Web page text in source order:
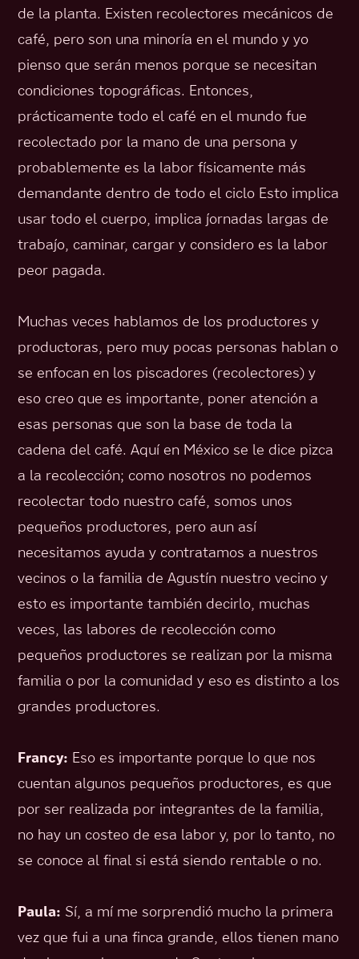
de la planta. Existen recolectores mecánicos de
café, pero son una minoría en el mundo y yo
pienso que serán menos porque se necesitan
condiciones topográficas. Entonces,
prácticamente todo el café en el mundo fue
recolectado por la mano de una persona y
probablemente es la labor físicamente más
demandante dentro de todo el ciclo Esto implica
usar todo el cuerpo, implica jornadas largas de
trabajo, caminar, cargar y considero es la labor
peor pagada.
Muchas veces hablamos de los productores y
productoras, pero muy pocas personas hablan o
se enfocan en los piscadores (recolectores) y
eso creo que es importante, poner atención a
esas personas que son la base de toda la
cadena del café. Aquí en México se le dice pizca
a la recolección; como nosotros no podemos
recolectar todo nuestro café, somos unos
pequeños productores, pero aun así
necesitamos ayuda y contratamos a nuestros
vecinos o la familia de Agustín nuestro vecino y
esto es importante también decirlo, muchas
veces, las labores de recolección como
pequeños productores se realizan por la misma
familia o por la comunidad y eso es distinto a los
grandes productores.
Francy: Eso es importante porque lo que nos
cuentan algunos pequeños productores, es que
por ser realizada por integrantes de la familia,
no hay un costeo de esa labor y, por lo tanto, no
se conoce al final si está siendo rentable o no.
Paula: Sí, a mí me sorprendió mucho la primera
vez que fui a una finca grande, ellos tienen mano